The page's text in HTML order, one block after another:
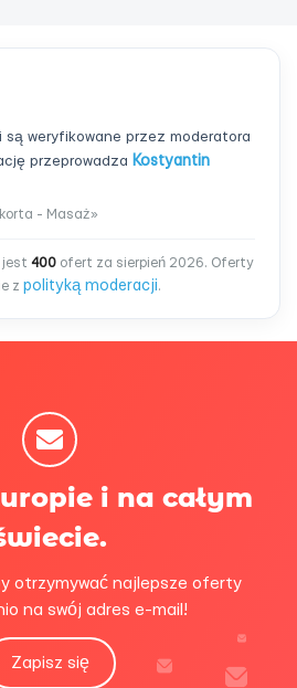
weryfikowane przez moderatora
przeprowadza Kostyantin
- Masaż»
jest 400 ofert za sierpień 2026. Oferty
z polityką moderacji.
i na całym
otrzymywać najlepsze oferty
na swój adres e-mail!
Zapisz się